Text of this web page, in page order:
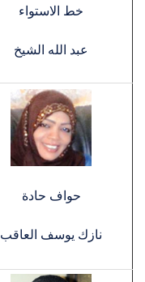
خط الاستواء
عبد الله الشيخ
حواف حادة
نازك يوسف العاقب